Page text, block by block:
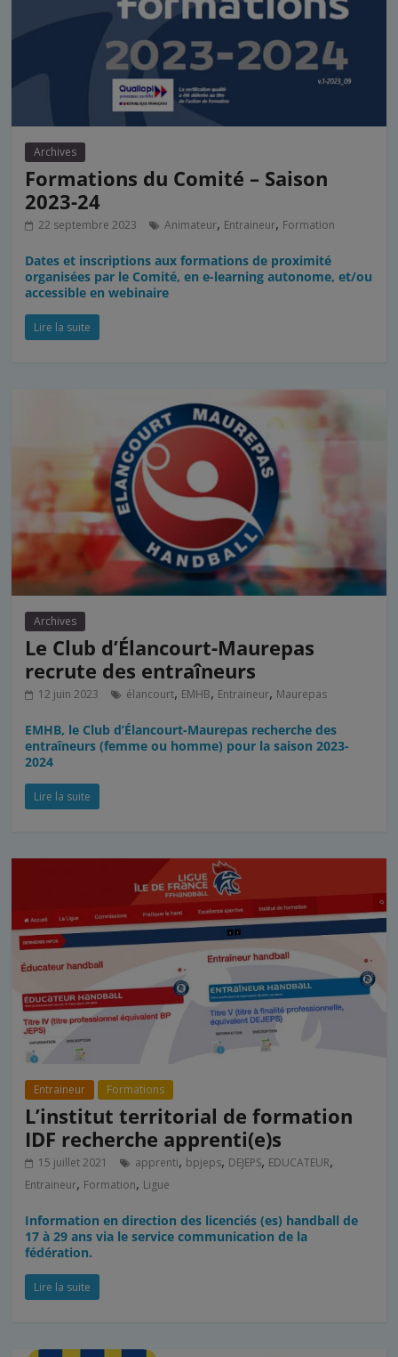
Archives
Formations du Comité – Saison
2023-24
22 septembre 2023 Animateur, Entraineur, Formation
Dates et inscriptions aux formations de proximité
organisées par le Comité, en e-learning autonome, et/ou
accessible en webinaire
Lire la suite
Archives
Le Club d’Élancourt-Maurepas
recrute des entraîneurs
12 juin 2023 élancourt, EMHB, Entraineur, Maurepas
EMHB, le Club d’Élancourt-Maurepas recherche des
entraîneurs (femme ou homme) pour la saison 2023-
2024
Lire la suite
Entraineur Formations
L’institut territorial de formation
IDF recherche apprenti(e)s
15 juillet 2021 apprenti, bpjeps, DEJEPS, EDUCATEUR,
Entraineur, Formation, Ligue
Information en direction des licenciés (es) handball de
17 à 29 ans via le service communication de la
fédération.
Lire la suite